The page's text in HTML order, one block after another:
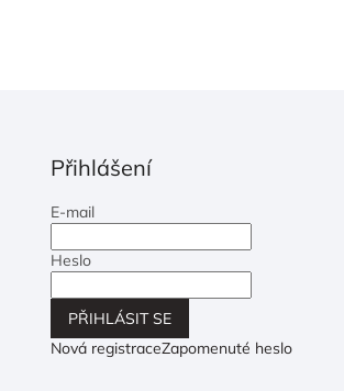
Přihlášení
E-mail
Heslo
PŘIHLÁSIT SE
Nová registraceZapomenuté heslo